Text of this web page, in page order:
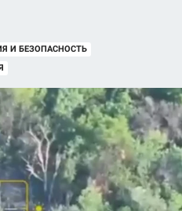
И БЕЗОПАСНОСТЬ